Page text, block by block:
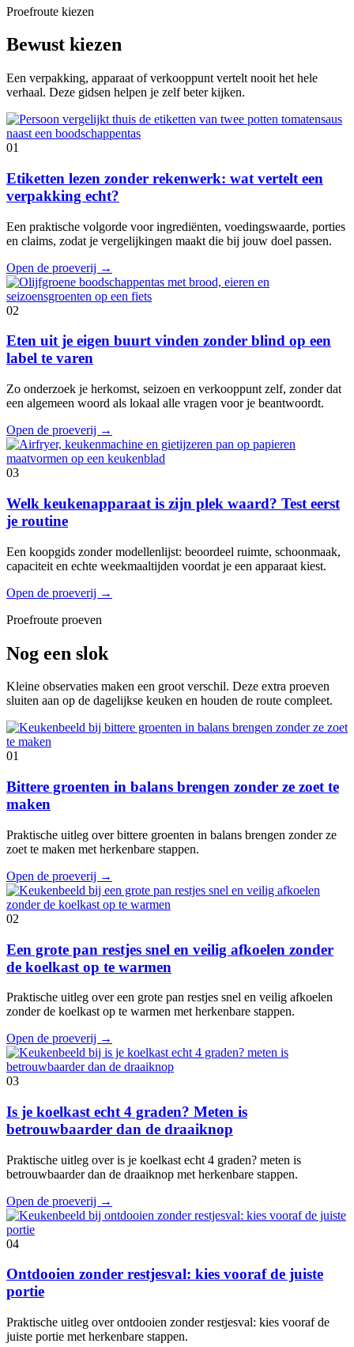
Proefroute kiezen
Bewust kiezen
Een verpakking, apparaat of verkooppunt vertelt nooit het hele
verhaal. Deze gidsen helpen je zelf beter kijken.
01
Etiketten lezen zonder rekenwerk: wat vertelt een
verpakking echt?
Een praktische volgorde voor ingrediënten, voedingswaarde, porties
en claims, zodat je vergelijkingen maakt die bij jouw doel passen.
Open de proeverij →
02
Eten uit je eigen buurt vinden zonder blind op een
label te varen
Zo onderzoek je herkomst, seizoen en verkooppunt zelf, zonder dat
een algemeen woord als lokaal alle vragen voor je beantwoordt.
Open de proeverij →
03
Welk keukenapparaat is zijn plek waard? Test eerst
je routine
Een koopgids zonder modellenlijst: beoordeel ruimte, schoonmaak,
capaciteit en echte weekmaaltijden voordat je een apparaat kiest.
Open de proeverij →
Proefroute proeven
Nog een slok
Kleine observaties maken een groot verschil. Deze extra proeven
sluiten aan op de dagelijkse keuken en houden de route compleet.
01
Bittere groenten in balans brengen zonder ze zoet te
maken
Praktische uitleg over bittere groenten in balans brengen zonder ze
zoet te maken met herkenbare stappen.
Open de proeverij →
02
Een grote pan restjes snel en veilig afkoelen zonder
de koelkast op te warmen
Praktische uitleg over een grote pan restjes snel en veilig afkoelen
zonder de koelkast op te warmen met herkenbare stappen.
Open de proeverij →
03
Is je koelkast echt 4 graden? Meten is
betrouwbaarder dan de draaiknop
Praktische uitleg over is je koelkast echt 4 graden? meten is
betrouwbaarder dan de draaiknop met herkenbare stappen.
Open de proeverij →
04
Ontdooien zonder restjesval: kies vooraf de juiste
portie
Praktische uitleg over ontdooien zonder restjesval: kies vooraf de
juiste portie met herkenbare stappen.